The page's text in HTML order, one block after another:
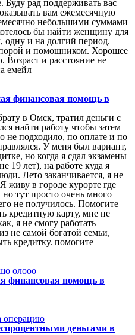
Буду рад поддерживать вас
вам ежемесячную
небольшими суммами
бы найти женщину для
одну и на долгий период.
и помощником. Хорошее
Возраст и расстояние не
емейл
финансовая помощь в
в Омск, тратил деньги с
найти работу чтобы затем
не подходило, по оплате и по
У меня был вариант,
но когда я сдал экзамены
19 лет), на работе куда я
Лето заканчивается, я не
живу в городе курорте где
тут просто очень много
не получилось. Помогите
кредитную карту, мне не
я не смогу работать
не самой богатой семьи,
кредитку. помогите
олооо
финансовая помощь в
операцию
деньгами в